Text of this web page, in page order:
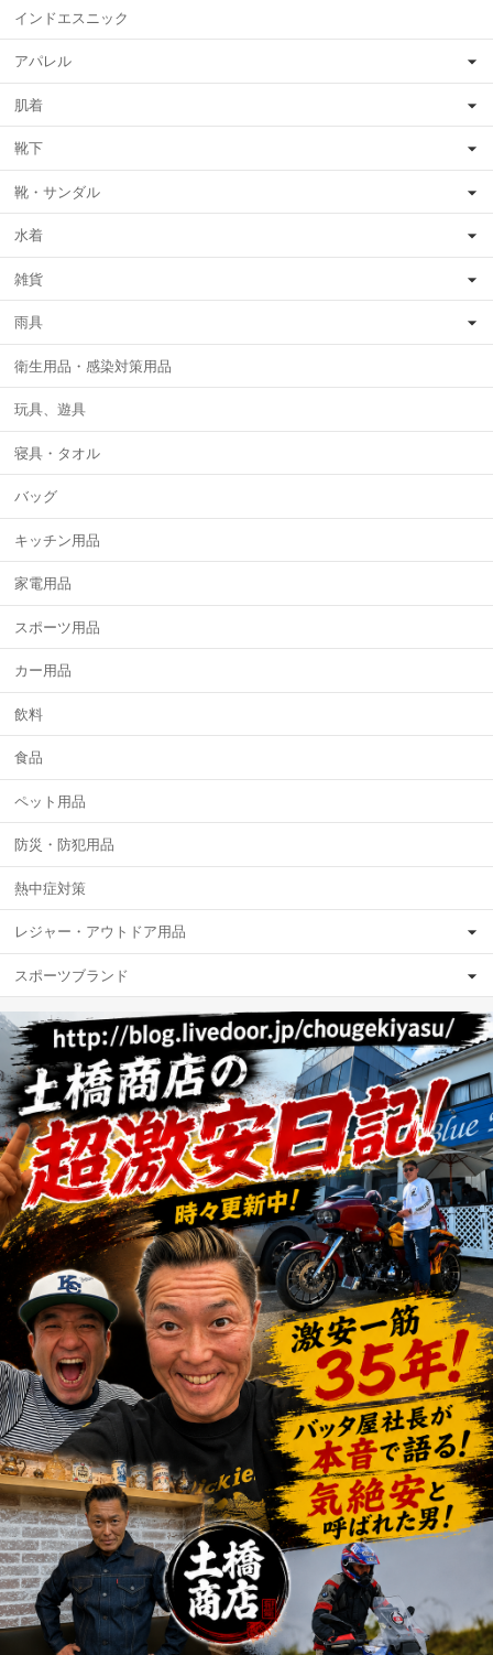
インドエスニック
アパレル
肌着
靴下
靴・サンダル
水着
雑貨
雨具
衛生用品・感染対策用品
玩具、遊具
寝具・タオル
バッグ
キッチン用品
家電用品
スポーツ用品
カー用品
飲料
食品
ペット用品
防災・防犯用品
熱中症対策
レジャー・アウトドア用品
スポーツブランド